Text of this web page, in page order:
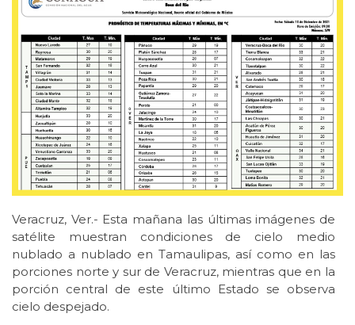
Veracruz, Ver.- Esta mañana las últimas imágenes de
satélite muestran condiciones de cielo medio
nublado a nublado en Tamaulipas, así como en las
porciones norte y sur de Veracruz, mientras que en la
porción central de este último Estado se observa
cielo despejado.